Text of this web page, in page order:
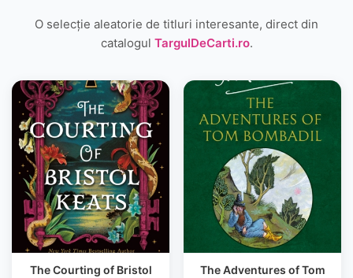
O selecție aleatorie de titluri interesante, direct din
catalogul TargulDeCarti.ro.
The Courting of Bristol
The Adventures of Tom